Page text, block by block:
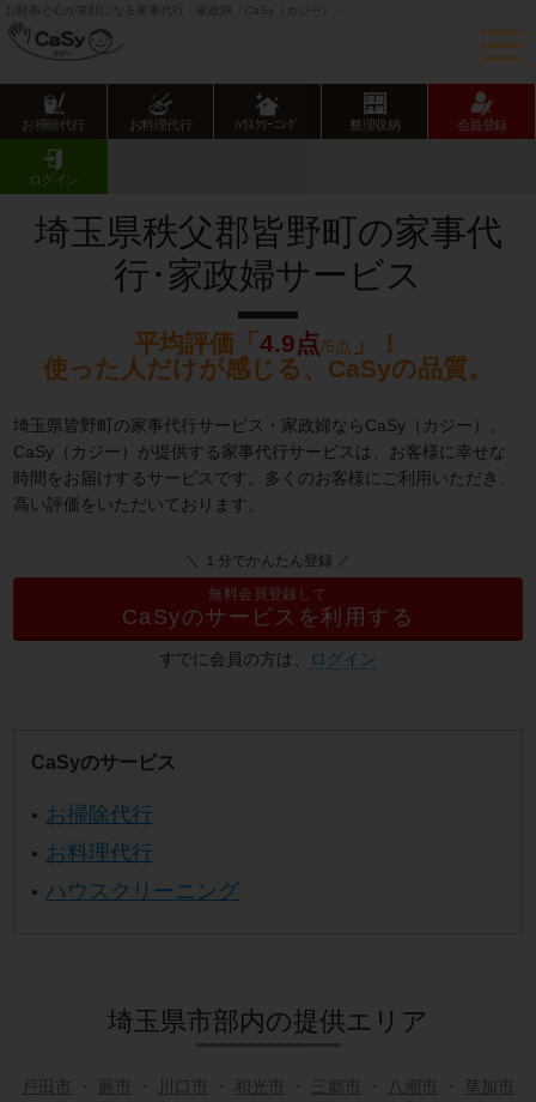
お財布と心が笑顔になる家事代行・家政婦「CaSy（カジー）」
お掃除代行 お料理代行 ﾊｳｽｸﾘｰﾆﾝｸﾞ 整理収納 会員登録
ログイン
CaSy TOP
皆野町の家事代行･家政婦サービス
埼玉県秩父郡皆野町の家事代
行･家政婦サービス
平均評価「 4.9点/5点
」！
使った人だけが感じる、CaSyの品質。
埼玉県皆野町の家事代行サービス・家政婦ならCaSy（カジー）。
CaSy（カジー）が提供する家事代行サービスは、お客様に幸せな
時間をお届けするサービスです。多くのお客様にご利用いただき、
高い評価をいただいております。
＼ １分でかんたん登録 ／
無料会員登録して
CaSyのサービスを利用する
すでに会員の方は、 ログイン
CaSyのサービス
お掃除代行
お料理代行
ハウスクリーニング
埼玉県市部内の提供エリア
戸田市 ・ 蕨市 ・ 川口市 ・ 和光市 ・ 三郷市 ・ 八潮市 ・
草加市